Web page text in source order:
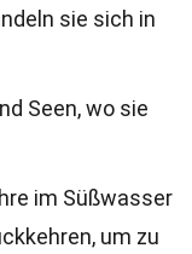
sie sich in
Seen, wo sie
im Süßwasser
um zu